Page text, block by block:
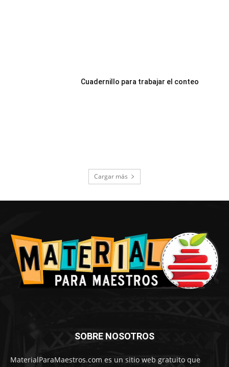
Cuadernillo para trabajar el conteo
Cargar más
SOBRE NOSOTROS
MaterialParaMaestros.com es un sitio web gratuito que